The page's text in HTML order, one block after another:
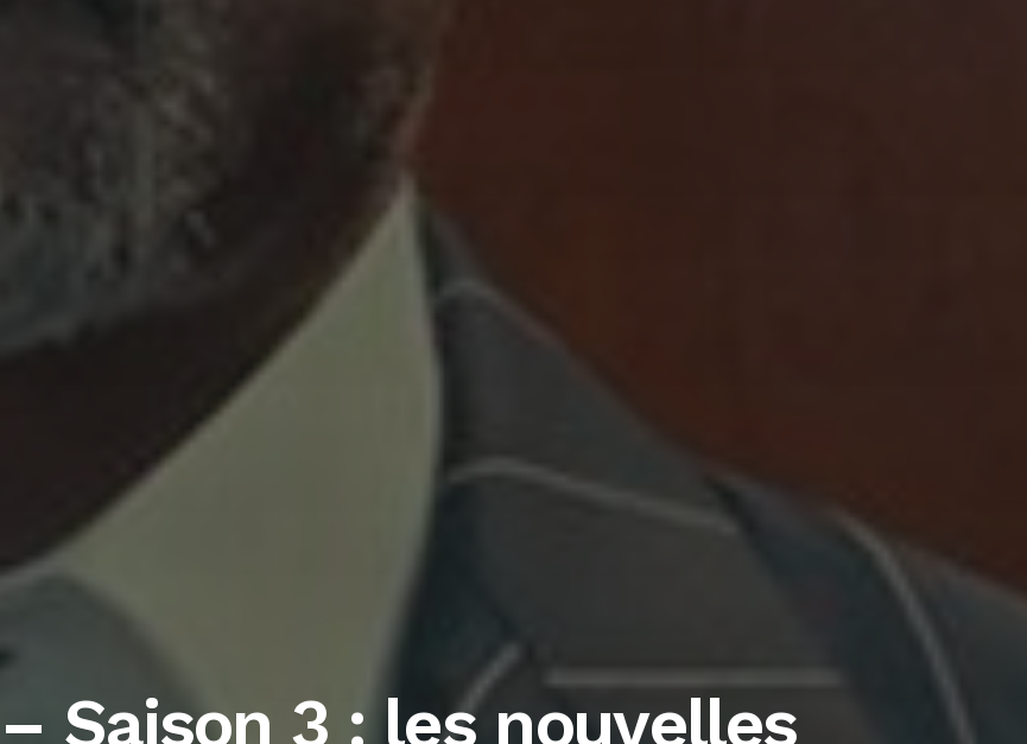
Saison 3 : les nouvelles